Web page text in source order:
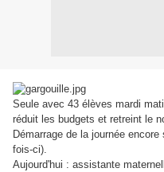
Seule avec 43 élèves mardi
réduit les budgets et retreint le
Démarrage de la journée
fois-ci).
Aujourd'hui : assistante